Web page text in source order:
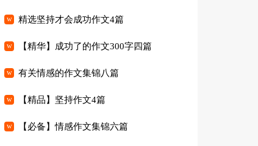
精选坚持才会成功作文4篇
【精华】成功了的作文300字四篇
有关情感的作文集锦八篇
【精品】坚持作文4篇
【必备】情感作文集锦六篇